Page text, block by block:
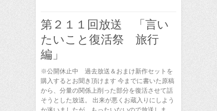
第２１１回放送 「言い
たいこと復活祭 旅行
編」
※公開休止中 過去放送＆おまけ新作セットを
購入するとお聞き頂けます 今までに書いた原稿
から、分量の関係上削った部分を復活させて話
そうとした放送。 出来が悪くお蔵入りにしよう